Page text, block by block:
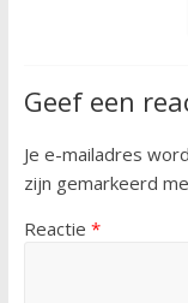
Geef een
Je e-mailadres
zijn gemarkeerd
Reactie *